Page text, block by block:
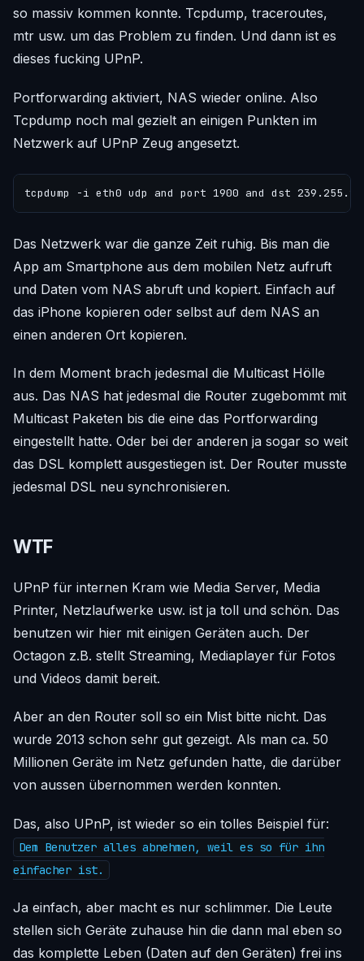
so massiv kommen konnte. Tcpdump, traceroutes,
mtr usw. um das Problem zu finden. Und dann ist es
dieses fucking UPnP.
Portforwarding aktiviert, NAS wieder online. Also
Tcpdump noch mal gezielt an einigen Punkten im
Netzwerk auf UPnP Zeug angesetzt.
Das Netzwerk war die ganze Zeit ruhig. Bis man die
App am Smartphone aus dem mobilen Netz aufruft
und Daten vom NAS abruft und kopiert. Einfach auf
das iPhone kopieren oder selbst auf dem NAS an
einen anderen Ort kopieren.
In dem Moment brach jedesmal die Multicast Hölle
aus. Das NAS hat jedesmal die Router zugebommt mit
Multicast Paketen bis die eine das Portforwarding
eingestellt hatte. Oder bei der anderen ja sogar so weit
das DSL komplett ausgestiegen ist. Der Router musste
jedesmal DSL neu synchronisieren.
WTF
UPnP für internen Kram wie Media Server, Media
Printer, Netzlaufwerke usw. ist ja toll und schön. Das
benutzen wir hier mit einigen Geräten auch. Der
Octagon z.B. stellt Streaming, Mediaplayer für Fotos
und Videos damit bereit.
Aber an den Router soll so ein Mist bitte nicht. Das
wurde 2013 schon sehr gut gezeigt. Als man ca. 50
Millionen Geräte im Netz gefunden hatte, die darüber
von aussen übernommen werden konnten.
Das, also UPnP, ist wieder so ein tolles Beispiel für:
Dem Benutzer alles abnehmen, weil es so für ihn
einfacher ist.
Ja einfach, aber macht es nur schlimmer. Die Leute
stellen sich Geräte zuhause hin die dann mal eben so
das komplette Leben (Daten auf den Geräten) frei ins